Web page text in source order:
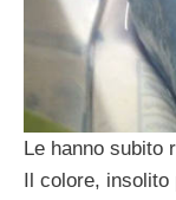
Le hanno subito
Il colore, insolito